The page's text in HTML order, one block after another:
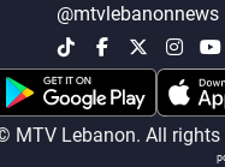
@mtvlebanonnews
MTV Lebanon. All rights